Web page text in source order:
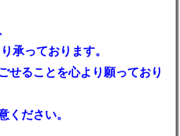
承っております。
せることを心より願っており
ください。